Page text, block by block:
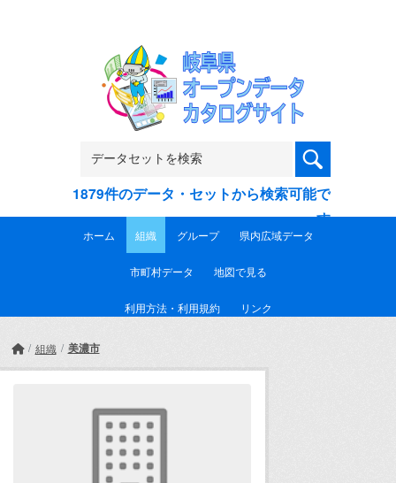
1879件のデータ・セットから検索可能で
す
ホーム 組織 グループ 県内広域データ
市町村データ 地図で見る
利用方法・利用規約 リンク
組織 美濃市